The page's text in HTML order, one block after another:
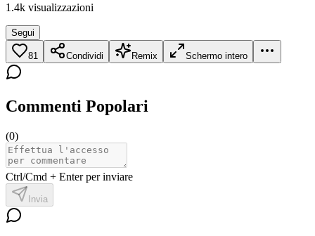
1.4k visualizzazioni
Segui
81 Condividi Remix Schermo intero
Commenti Popolari
(0)
Ctrl/Cmd + Enter per inviare
Invia